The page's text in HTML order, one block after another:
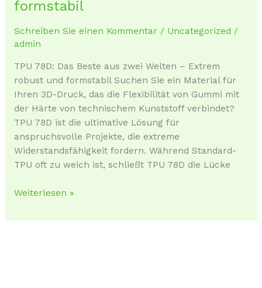
formstabil
Schreiben Sie einen Kommentar / Uncategorized /
admin
TPU 78D: Das Beste aus zwei Welten – Extrem
robust und formstabil Suchen Sie ein Material für
Ihren 3D-Druck, das die Flexibilität von Gummi mit
der Härte von technischem Kunststoff verbindet?
TPU 78D ist die ultimative Lösung für
anspruchsvolle Projekte, die extreme
Widerstandsfähigkeit fordern. Während Standard-
TPU oft zu weich ist, schließt TPU 78D die Lücke
Beste
zwei
–
Extrem
robust
und
formstabil
Weiterlesen »